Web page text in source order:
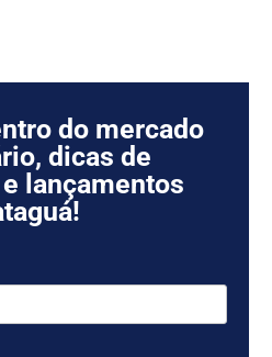
do mercado
dicas de
lançamentos